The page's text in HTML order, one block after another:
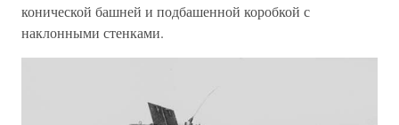
конической башней и подбашенной коробкой с
наклонными стенками.